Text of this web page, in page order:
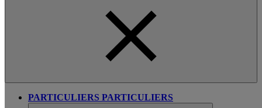
PARTICULIERS PARTICULIERS